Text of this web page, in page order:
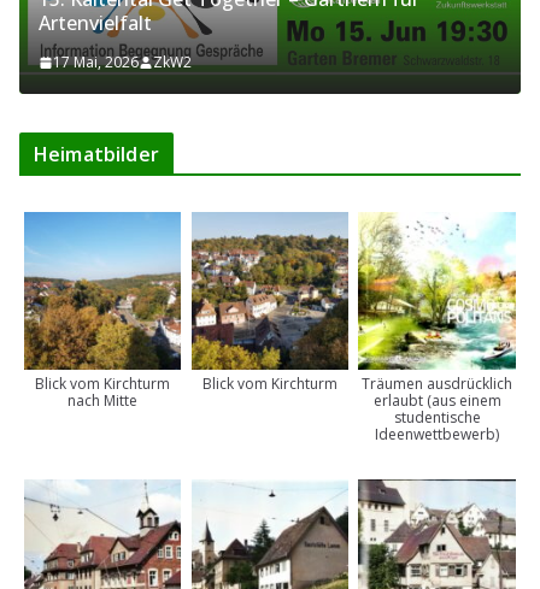
Artenvielfalt
17 Mai, 2026 ZkW2
Heimatbilder
Blick vom Kirchturm
nach Mitte
Blick vom Kirchturm
Träumen ausdrücklich
erlaubt (aus einem
studentische
Ideenwettbewerb)